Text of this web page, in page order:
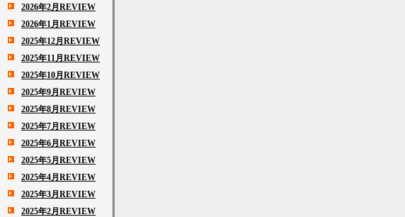
2026年2月REVIEW
2026年1月REVIEW
2025年12月REVIEW
2025年11月REVIEW
2025年10月REVIEW
2025年9月REVIEW
2025年8月REVIEW
2025年7月REVIEW
2025年6月REVIEW
2025年5月REVIEW
2025年4月REVIEW
2025年3月REVIEW
2025年2月REVIEW